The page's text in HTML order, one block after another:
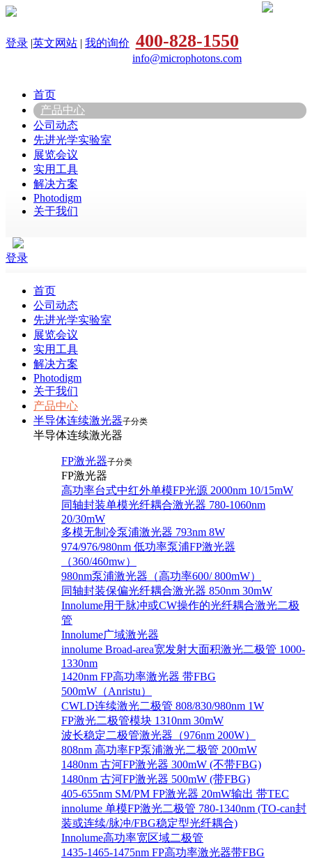
登录 |英文网站 | 我的询价 400-828-1550
info@microphotons.com
首页
产品中心
公司动态
先进光学实验室
展览会议
实用工具
解决方案
Photodigm
关于我们
登录
首页
公司动态
先进光学实验室
展览会议
实用工具
解决方案
Photodigm
关于我们
产品中心
半导体连续激光器子分类
半导体连续激光器
FP激光器子分类
FP激光器
高功率台式中红外单模FP光源 2000nm 10/15mW
同轴封装单模光纤耦合激光器 780-1060nm
20/30mW
多模无制冷泵浦激光器 793nm 8W
974/976/980nm 低功率泵浦FP激光器
（360/460mw）
980nm泵浦激光器（高功率600/ 800mW）
同轴封装保偏光纤耦合激光器 850nm 30mW
Innolume用于脉冲或CW操作的光纤耦合激光二极
管
Innolume广域激光器
innolume Broad-area宽发射大面积激光二极管 1000-
1330nm
1420nm FP高功率激光器 带FBG
500mW（Anristu）
CWLD连续激光二极管 808/830/980nm 1W
FP激光二极管模块 1310nm 30mW
波长稳定二极管激光器（976nm 200W）
808nm 高功率FP泵浦激光二极管 200mW
1480nm 古河FP激光器 300mW (不带FBG)
1480nm 古河FP激光器 500mW (带FBG)
405-655nm SM/PM FP激光器 20mW输出 带TEC
innolume 单模FP激光二极管 780-1340nm (TO-can封
装或连续/脉冲/FBG稳定型光纤耦合)
Innolume高功率宽区域二极管
1435-1465-1475nm FP高功率激光器带FBG